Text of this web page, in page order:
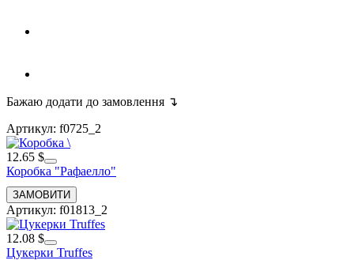
Бажаю додати до замовлення ↴
Артикул: f0725_2
12.65 $
Коробка "Рафаелло"
Артикул: f01813_2
12.08 $
Цукерки Truffes